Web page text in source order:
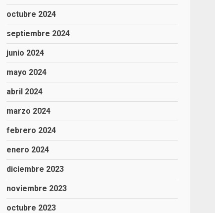
octubre 2024
septiembre 2024
junio 2024
mayo 2024
abril 2024
marzo 2024
febrero 2024
enero 2024
diciembre 2023
noviembre 2023
octubre 2023